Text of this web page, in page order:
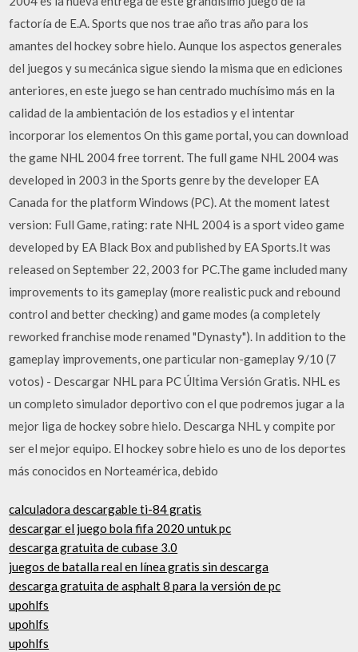
factoría de E.A. Sports que nos trae año tras año para los
amantes del hockey sobre hielo. Aunque los aspectos generales
del juegos y su mecánica sigue siendo la misma que en ediciones
anteriores, en este juego se han centrado muchísimo más en la
calidad de la ambientación de los estadios y el intentar
incorporar los elementos On this game portal, you can download
the game NHL 2004 free torrent. The full game NHL 2004 was
developed in 2003 in the Sports genre by the developer EA
Canada for the platform Windows (PC). At the moment latest
version: Full Game, rating: rate NHL 2004 is a sport video game
developed by EA Black Box and published by EA Sports.It was
released on September 22, 2003 for PC.The game included many
improvements to its gameplay (more realistic puck and rebound
control and better checking) and game modes (a completely
reworked franchise mode renamed "Dynasty"). In addition to the
gameplay improvements, one particular non-gameplay 9/10 (7
votos) - Descargar NHL para PC Última Versión Gratis. NHL es
un completo simulador deportivo con el que podremos jugar a la
mejor liga de hockey sobre hielo. Descarga NHL y compite por
ser el mejor equipo. El hockey sobre hielo es uno de los deportes
más conocidos en Norteamérica, debido
calculadora descargable ti-84 gratis
descargar el juego bola fifa 2020 untuk pc
descarga gratuita de cubase 3.0
juegos de batalla real en línea gratis sin descarga
descarga gratuita de asphalt 8 para la versión de pc
upohlfs
upohlfs
upohlfs